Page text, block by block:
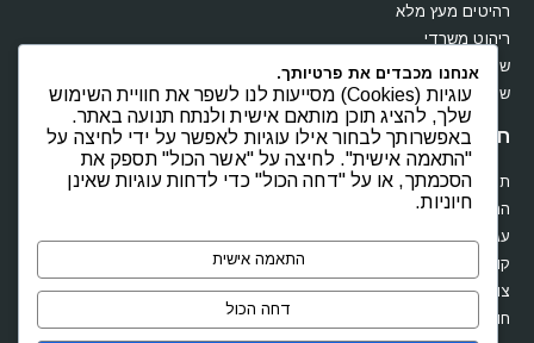
רהיטים מעץ מלא
ריהוט משרדי
שולחנות
שידות וקומודות
חנות
תקנון
החשבון שלי
עגלת קניות
קופה
צור קשר
חוות דעת
אנחנו מכבדים את פרטיותך.
עוגיות (Cookies) מסייעות לנו לשפר את חוויית השימוש
שלך, להציג תוכן מותאם אישית ולנתח תנועה באתר.
באפשרותך לבחור אילו עוגיות לאפשר על ידי לחיצה על
"התאמה אישית". לחיצה על "אשר הכול" תספק את
הסכמתך, או על "דחה הכול" כדי לדחות עוגיות שאינן
חיוניות.
התאמה אישית
דחה הכול